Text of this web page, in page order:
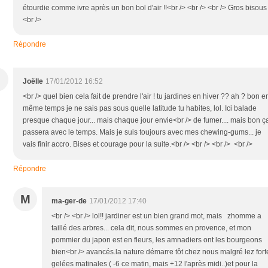
étourdie comme ivre après un bon bol d'air !!<br /> <br /> <br /> Gros bisous
<br />
Répondre
Joëlle 17/01/2012 16:52
<br /> quel bien cela fait de prendre l'air ! tu jardines en hiver ?? ah ? bon
même temps je ne sais pas sous quelle latitude tu habites, lol. Ici balade
presque chaque jour... mais chaque jour envie<br /> de fumer.... mais bon
passera avec le temps. Mais je suis toujours avec mes chewing-gums... je
vais finir accro. Bises et courage pour la suite.<br /> <br /> <br /> <br />
Répondre
M ma-ger-de 17/01/2012 17:40
<br /> <br /> lol!! jardiner est un bien grand mot, mais zhomme a
taillé des arbres... cela dit, nous sommes en provence, et mon
pommier du japon est en fleurs, les amnadiers ont les bourgeons
bien<br /> avancés.la nature démarre tôt chez nous malgré lez
gelées matinales ( -6 ce matin, mais +12 l'après midi..)et pour la